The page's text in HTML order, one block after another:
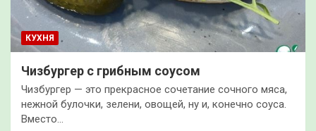
КУХНЯ
Чизбургер с грибным соусом
Чизбургер — это прекрасное сочетание сочного мяса,
нежной булочки, зелени, овощей, ну и, конечно соуса.
Вместо…